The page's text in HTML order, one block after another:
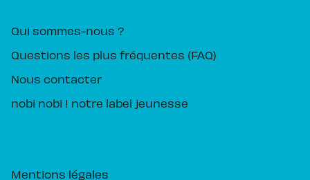
Qui sommes-nous ?
Questions les plus fréquentes (FAQ)
Nous contacter
nobi nobi ! notre label jeunesse
Mentions légales